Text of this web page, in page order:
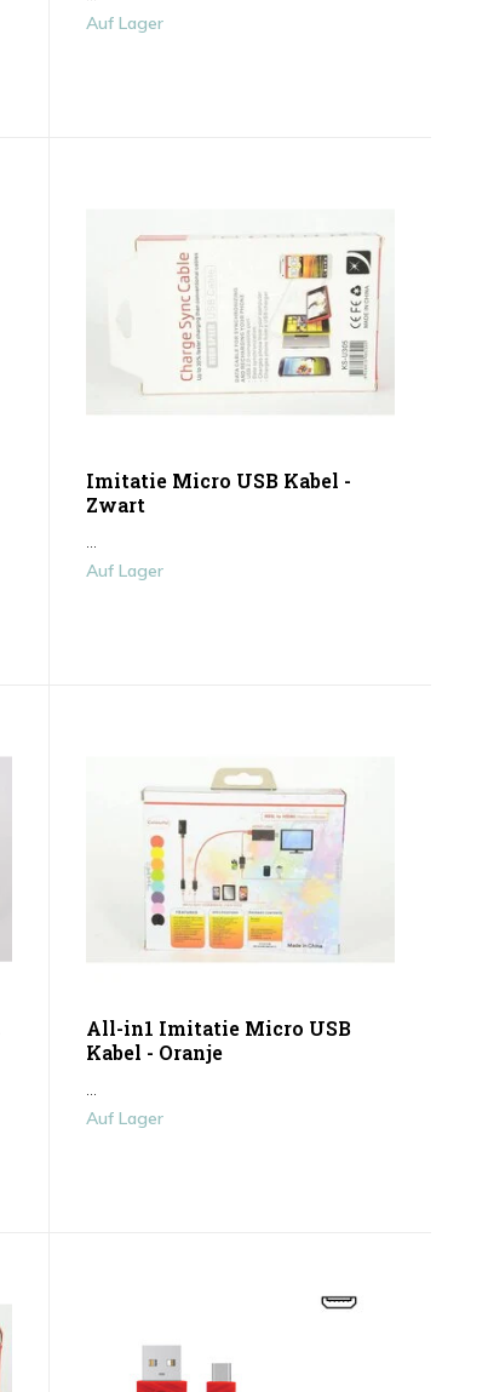
Auf Lager
Imitatie Micro USB Kabel -
Zwart
Auf Lager
All-in1 Imitatie Micro USB
Kabel - Oranje
Auf Lager